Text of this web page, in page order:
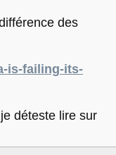
des
is-failing-its-
déteste lire sur